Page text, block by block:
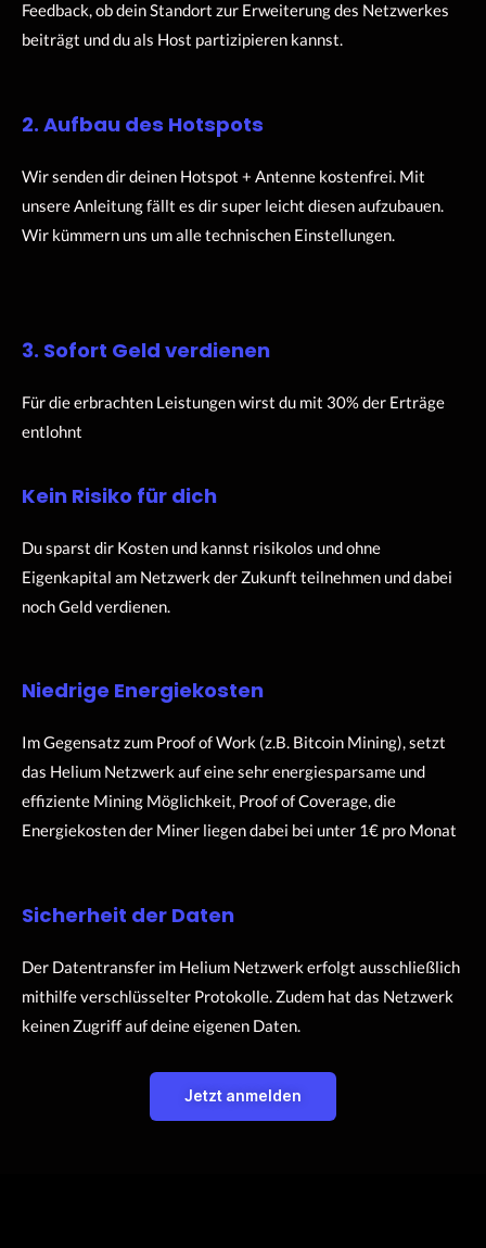
Feedback, ob dein Standort zur Erweiterung des Netzwerkes
beiträgt und du als Host partizipieren kannst.
2. Aufbau des Hotspots
Wir senden dir deinen Hotspot + Antenne kostenfrei. Mit
unsere Anleitung fällt es dir super leicht diesen aufzubauen.
Wir kümmern uns um alle technischen Einstellungen.
3. Sofort Geld verdienen
Für die erbrachten Leistungen wirst du mit 30% der Erträge
entlohnt
Kein Risiko für dich
Du sparst dir Kosten und kannst risikolos und ohne
Eigenkapital am Netzwerk der Zukunft teilnehmen und dabei
noch Geld verdienen.
Niedrige Energiekosten
Im Gegensatz zum Proof of Work (z.B. Bitcoin Mining), setzt
das Helium Netzwerk auf eine sehr energiesparsame und
effiziente Mining Möglichkeit, Proof of Coverage, die
Energiekosten der Miner liegen dabei bei unter 1€ pro Monat
Sicherheit der Daten
Der Datentransfer im Helium Netzwerk erfolgt ausschließlich
mithilfe verschlüsselter Protokolle. Zudem hat das Netzwerk
keinen Zugriff auf deine eigenen Daten.
Jetzt anmelden